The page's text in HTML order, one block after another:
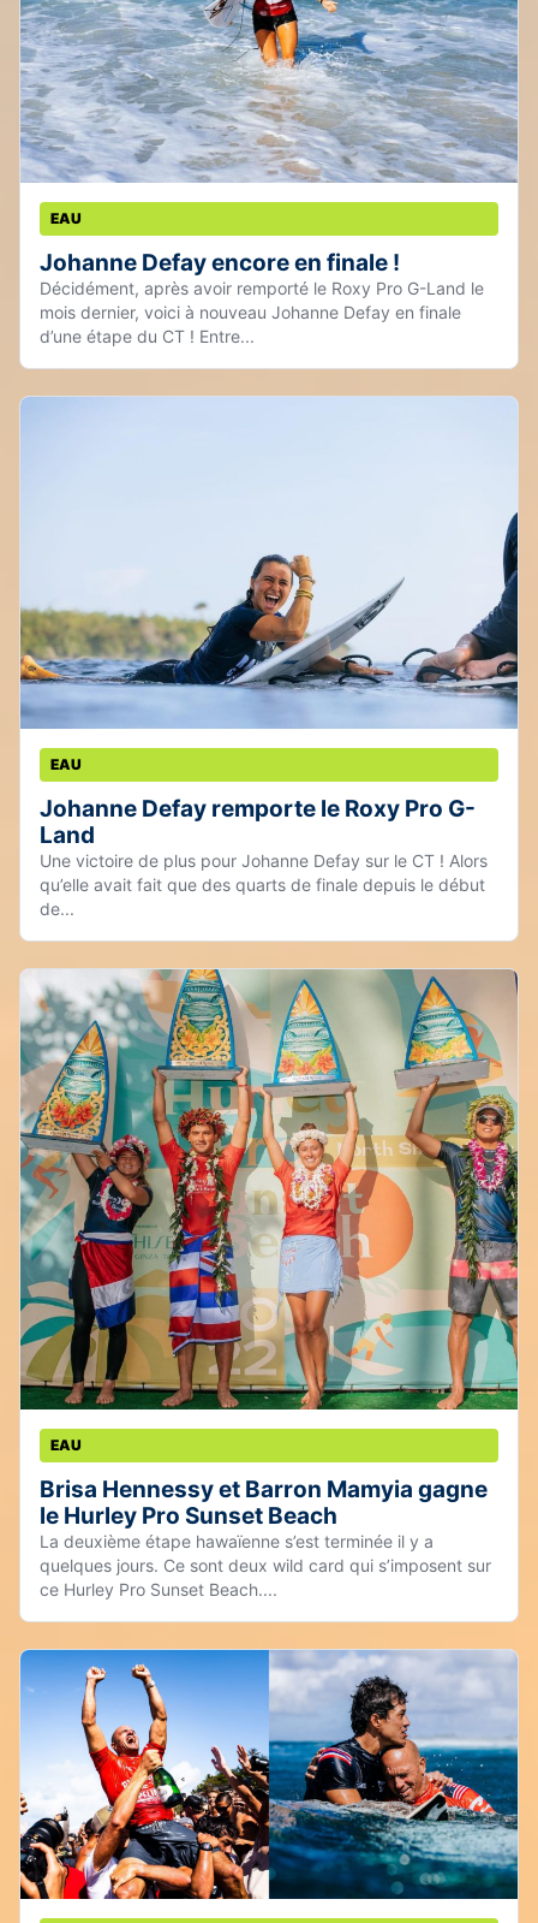
EAU
Johanne Defay encore en finale !
Décidément, après avoir remporté le Roxy Pro G-Land le
mois dernier, voici à nouveau Johanne Defay en finale
d’une étape du CT ! Entre...
EAU
Johanne Defay remporte le Roxy Pro G-
Land
Une victoire de plus pour Johanne Defay sur le CT ! Alors
qu’elle avait fait que des quarts de finale depuis le début
de...
EAU
Brisa Hennessy et Barron Mamyia gagne
le Hurley Pro Sunset Beach
La deuxième étape hawaïenne s’est terminée il y a
quelques jours. Ce sont deux wild card qui s’imposent sur
ce Hurley Pro Sunset Beach....